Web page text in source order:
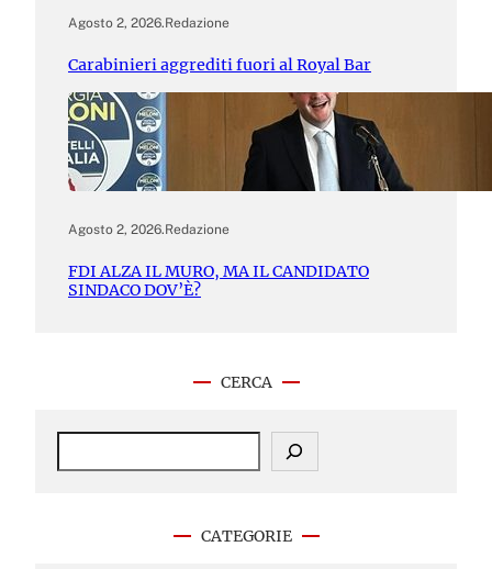
Agosto 2, 2026.Redazione
Carabinieri aggrediti fuori al Royal Bar
Agosto 2, 2026.Redazione
FDI ALZA IL MURO, MA IL CANDIDATO
SINDACO DOV’È?
CERCA
S
CATEGORIE